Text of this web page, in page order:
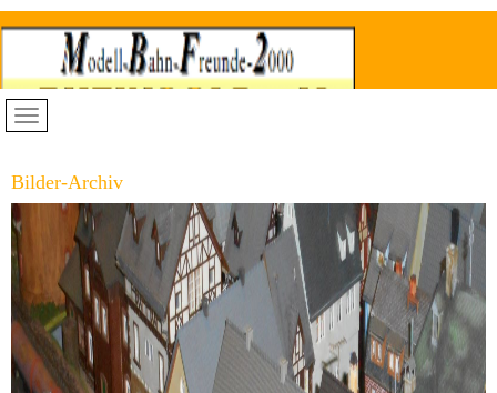
Bilder-Archiv